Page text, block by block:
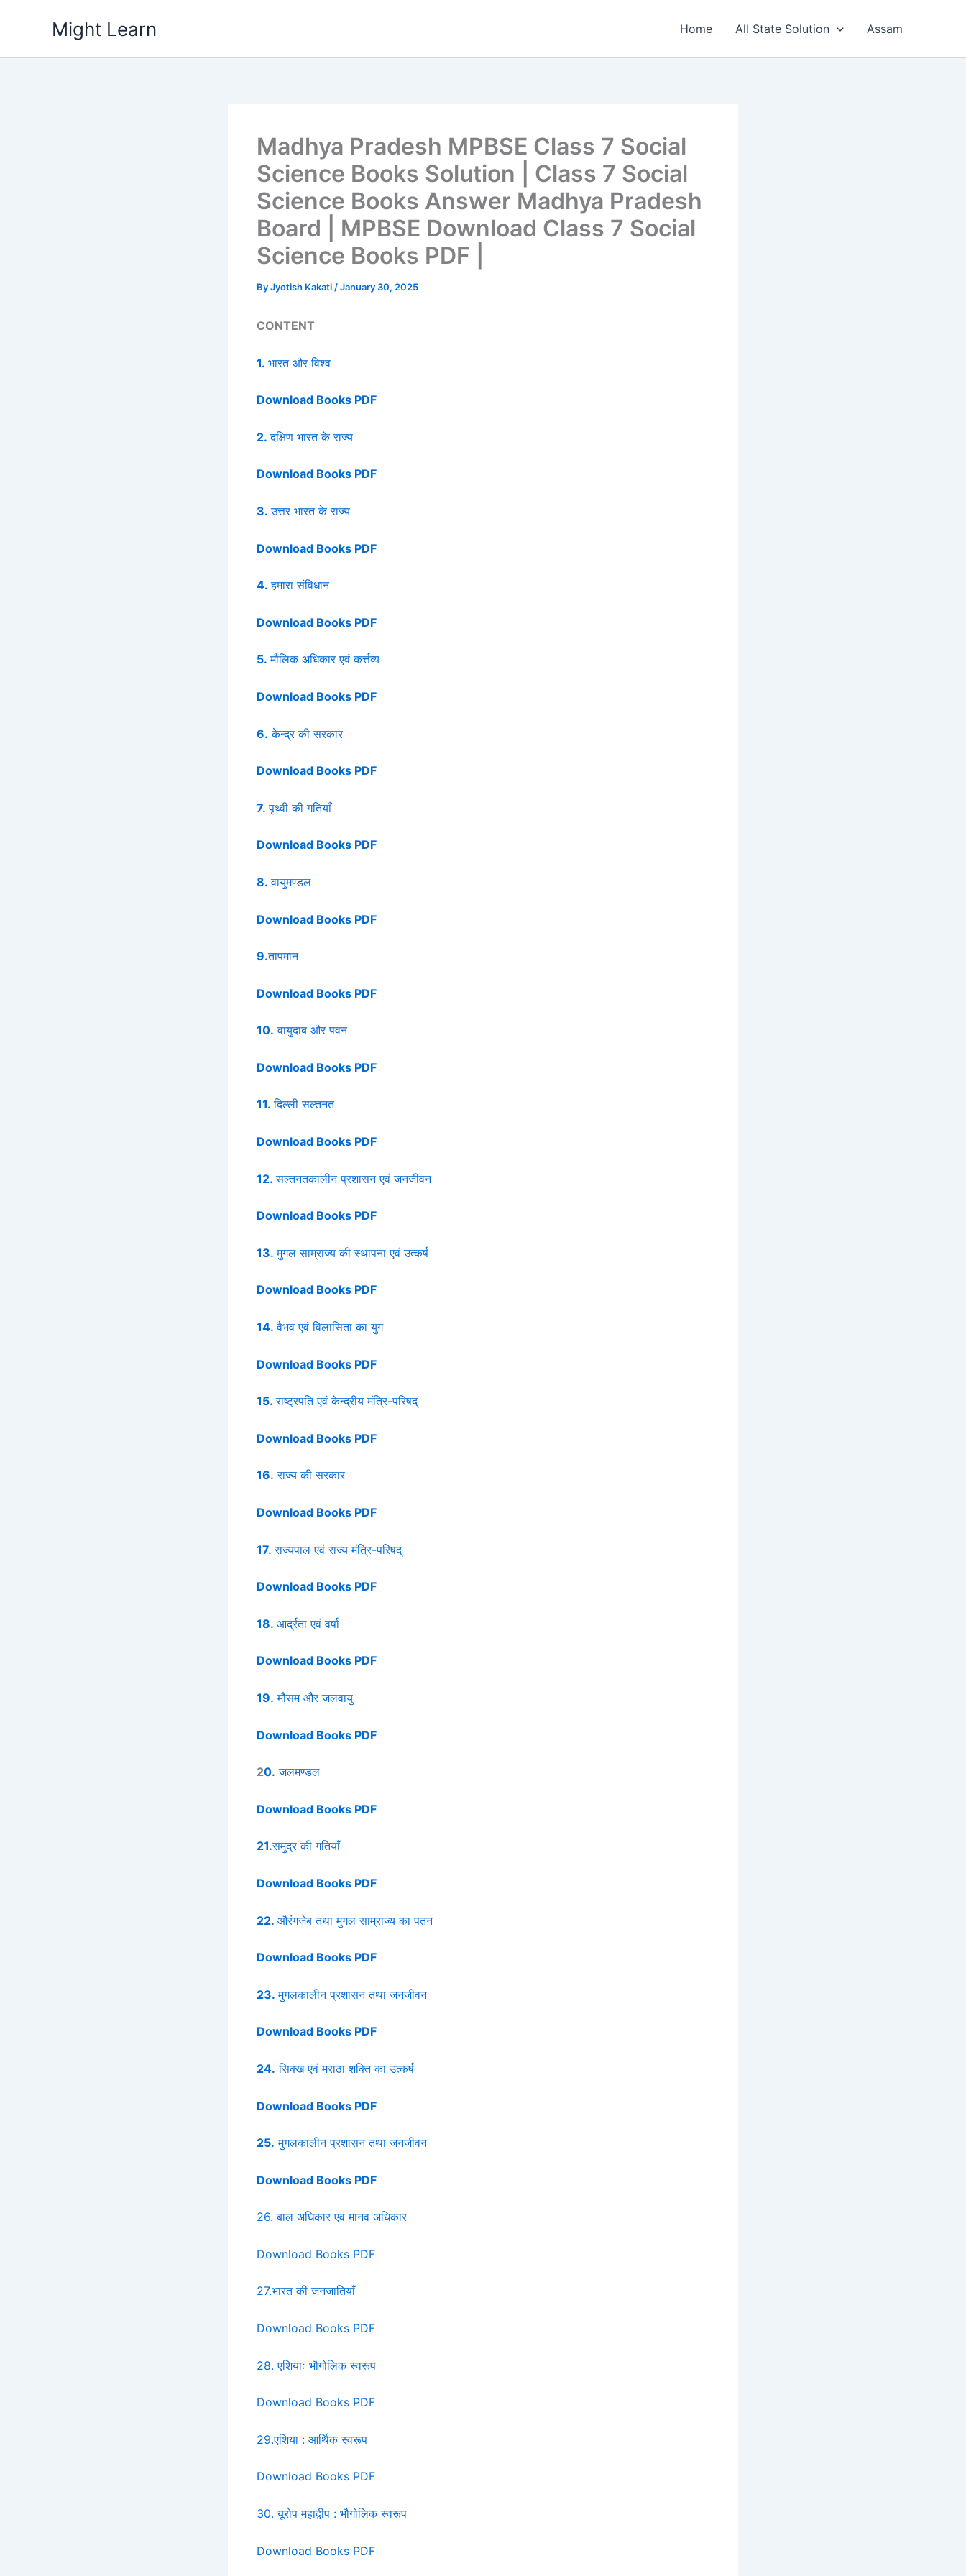
Might Learn Home All State Solution Assam
Madhya Pradesh MPBSE Class 7 Social
Science Books Solution | Class 7 Social
Science Books Answer Madhya Pradesh
Board | MPBSE Download Class 7 Social
Science Books PDF |
ByJyotish Kakati /January 30, 2025
CONTENT
1. भारत और विश्व
Download Books PDF
2.दक्षिण भारत के राज्य
Download Books PDF
3.उत्तर भारत के राज्य
Download Books PDF
4.हमारा संविधान
Download Books PDF
5.मौलिक अधिकार एवं कर्त्तव्य
Download Books PDF
6. केन्द्र की सरकार
Download Books PDF
7.पृथ्वी की गतियाँ
Download Books PDF
8.वायुमण्डल
Download Books PDF
9.तापमान
Download Books PDF
10. वायुदाब और पवन
Download Books PDF
11.दिल्ली सल्तनत
Download Books PDF
12.सल्तनतकालीन प्रशासन एवं जनजीवन
Download Books PDF
13.मुगल साम्राज्य की स्थापना एवं उत्कर्ष
Download Books PDF
14.वैभव एवं विलासिता का युग
Download Books PDF
15.राष्ट्रपति एवं केन्द्रीय मंत्रि-परिषद्
Download Books PDF
16. राज्य की सरकार
Download Books PDF
17.राज्यपाल एवं राज्य मंत्रि-परिषद्
Download Books PDF
18. आर्द्रता एवं वर्षा
Download Books PDF
19. मौसम और जलवायु
Download Books PDF
20. जलमण्डल
Download Books PDF
21.समुद्र की गतियाँ
Download Books PDF
22. औरंगजेब तथा मुगल साम्राज्य का पतन
Download Books PDF
23.मुगलकालीन प्रशासन तथा जनजीवन
Download Books PDF
24. सिक्ख एवं मराठा शक्ति का उत्कर्ष
Download Books PDF
25. मुगलकालीन प्रशासन तथा जनजीवन
Download Books PDF
26. बाल अधिकार एवं मानव अधिकार
Download Books PDF
27.भारत की जनजातियाँ
Download Books PDF
28. एशियाः भौगोलिक स्वरूप
Download Books PDF
29.एशिया : आर्थिक स्वरूप
Download Books PDF
30. यूरोप महाद्वीप : भौगोलिक स्वरूप
Download Books PDF